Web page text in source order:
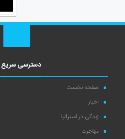
دسترسی سریع
صفحه نخست
اخبار
زندگی در استرالیا
مهاجرت